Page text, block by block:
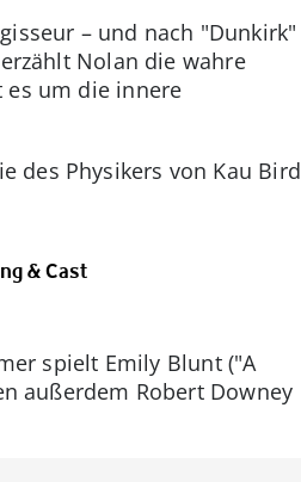
– und nach "Dunkirk"
Nolan die wahre
es um die innere
des Physikers von Kau Bird
& Cast
spielt Emily Blunt ("A
außerdem Robert Downey